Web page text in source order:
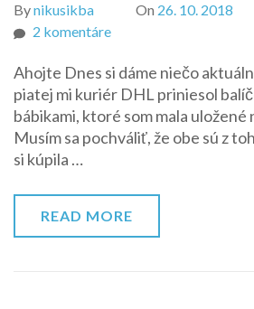
Bynikusikba On 26. 10. 2018
2 komentárena
z
US
3/2018
Ahojte Dnes si dáme niečo
piatej mi kuriér DHL priniesol
bábikami, ktoré som mala uložené
Musím sa pochváliť, že obe sú z
si kúpila …
READ MORE